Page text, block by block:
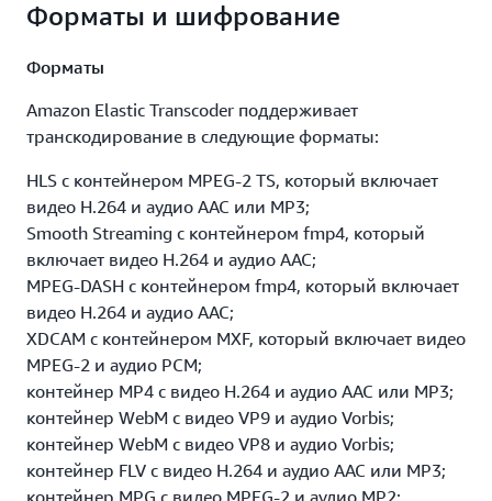
можно использовать для создания маркеров
разделов, возможности визуального поиска или
наиболее выгодного представления контента.
Водяные знаки
Amazon Elastic Transcoder позволяет накладывать на
выходное видео до четырех неподвижных
изображений. Чтобы создать водяной знак для
видео, нужно предоставить файл изображения в
формате PNG или JPG с помощью установок
транскодирования задать положение, масштаб,
размер и степень прозрачности водяного знака. Эта
возможность позволяет добавить к выходному
видеофайлу логотип программы или другой
опознавательный знак.
Субтитры
Форматы и шифрование
Форматы
Amazon Elastic Transcoder поддерживает
транскодирование в следующие форматы:
HLS с контейнером MPEG‑2 TS, который включает
видео H.264 и аудио AAC или MP3;
Smooth Streaming с контейнером fmp4, который
включает видео H.264 и аудио AAC;
MPEG‑DASH с контейнером fmp4, который включает
видео H.264 и аудио AAC;
XDCAM с контейнером MXF, который включает видео
MPEG‑2 и аудио PCM;
контейнер MP4 с видео H.264 и аудио AAC или MP3;
контейнер WebM с видео VP9 и аудио Vorbis;
контейнер WebM с видео VP8 и аудио Vorbis;
контейнер FLV с видео H.264 и аудио AAC или MP3;
контейнер MPG с видео MPEG‑2 и аудио MP2;